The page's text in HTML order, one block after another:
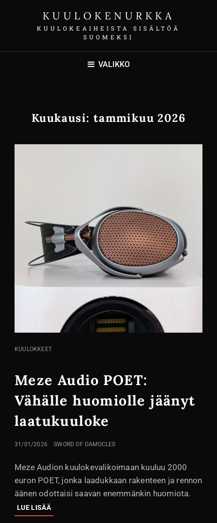
KUULOKENURKKA
KUULOKEAIHEISTA SISÄLTÖÄ
SUOMEKSI
VALIKKO
Kuukausi: tammikuu 2026
KISSA
KUULOKKEET
Meze Audio POET:
Vähälle huomiolle jäänyt
laatukuuloke
LÄHETETTY
31/01/2026 SWORD OF DAMOCLES
Meze Audion kuulokevalikoimaan kuuluu 2000
euron POET, jonka laadukkaan rakenteen ja rennon
äänen odottaisi saavan enemmänkin huomiota.
LUE LISÄÄMEZE
AUDIO